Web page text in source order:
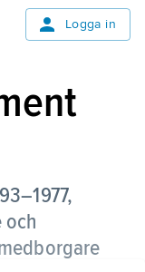
Logga in
och